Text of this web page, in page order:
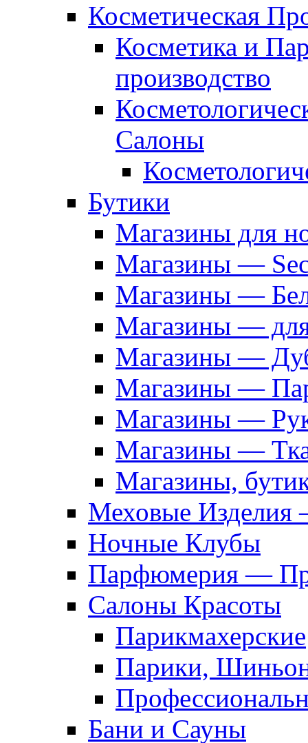
Косметическая
Косметика и
производство
Салоны
Бутики
Магазины для
Магазины —
Магазины —
Магазины —
Магазины —
Магазины —
Магазины —
Магазины —
Магазины,
Меховые Изделия
Ночные Клубы
Парфюмерия —
Салоны Красоты
Парикмахерские
Парики,
Бани и Сауны